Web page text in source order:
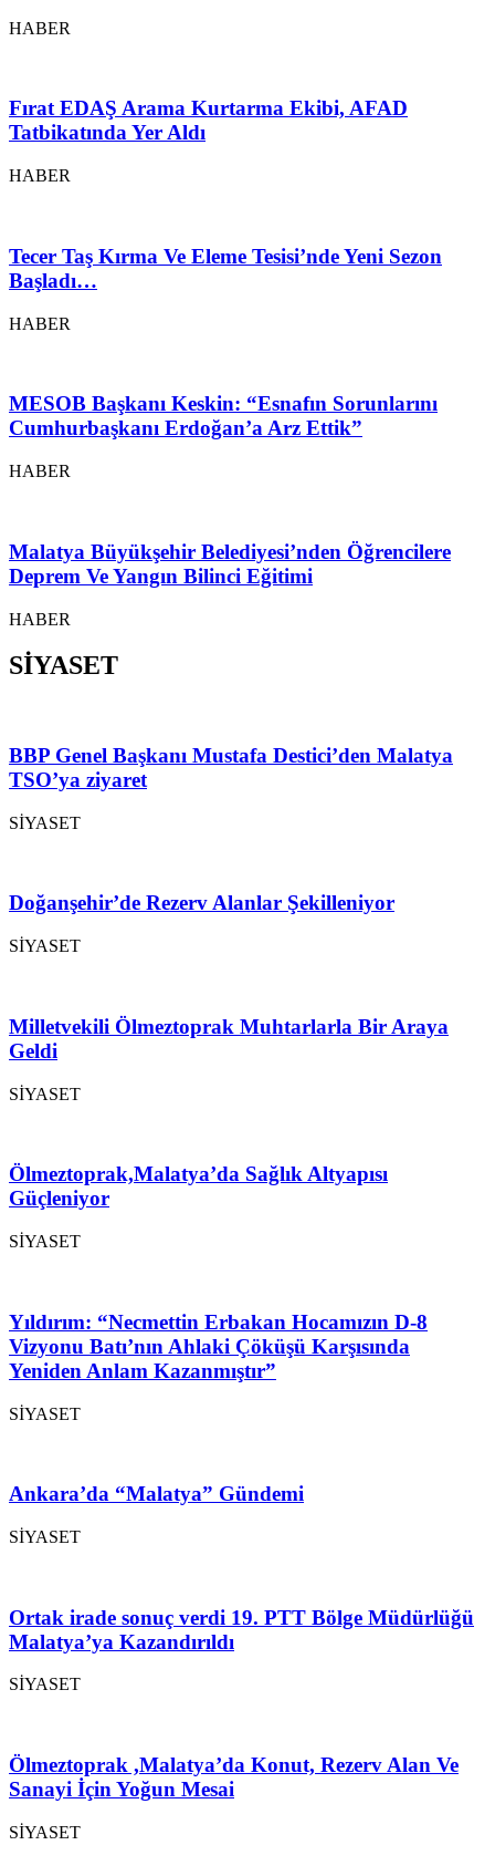
HABER
Fırat EDAŞ Arama Kurtarma Ekibi, AFAD
Tatbikatında Yer Aldı
HABER
Tecer Taş Kırma Ve Eleme Tesisi’nde Yeni Sezon
Başladı…
HABER
MESOB Başkanı Keskin: “Esnafın Sorunlarını
Cumhurbaşkanı Erdoğan’a Arz Ettik”
HABER
Malatya Büyükşehir Belediyesi’nden Öğrencilere
Deprem Ve Yangın Bilinci Eğitimi
HABER
SİYASET
BBP Genel Başkanı Mustafa Destici’den Malatya
TSO’ya ziyaret
SİYASET
Doğanşehir’de Rezerv Alanlar Şekilleniyor
SİYASET
Milletvekili Ölmeztoprak Muhtarlarla Bir Araya
Geldi
SİYASET
Ölmeztoprak,Malatya’da Sağlık Altyapısı
Güçleniyor
SİYASET
Yıldırım: “Necmettin Erbakan Hocamızın D-8
Vizyonu Batı’nın Ahlaki Çöküşü Karşısında
Yeniden Anlam Kazanmıştır”
SİYASET
Ankara’da “Malatya” Gündemi
SİYASET
Ortak irade sonuç verdi 19. PTT Bölge Müdürlüğü
Malatya’ya Kazandırıldı
SİYASET
Ölmeztoprak ,Malatya’da Konut, Rezerv Alan Ve
Sanayi İçin Yoğun Mesai
SİYASET